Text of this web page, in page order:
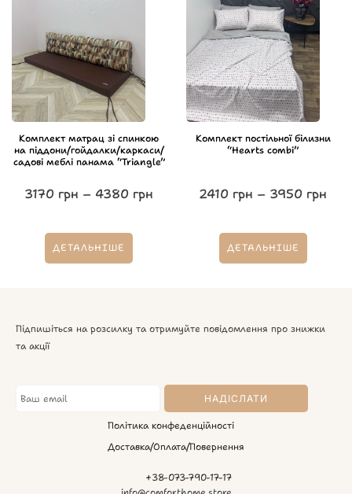
Комплект матрац зі спинкою
на піддони/гойдалки/каркаси/
садові меблі панама “Triangle”
3170 грн – 4380 грн
ДЕТАЛЬНІШЕ
Комплект постільної білизни
“Hearts combi”
2410 грн – 3950 грн
ДЕТАЛЬНІШЕ
Підпишіться на розсилку та отримуйте повідомлення про знижки
та акції
Політика конфеденційності
Доставка/Оплата/Повернення
+38-073-790-17-17